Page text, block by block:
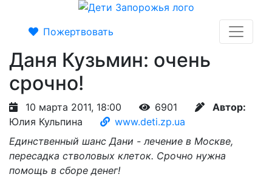
Пожертвовать
Даня Кузьмин: очень
срочно!
10 марта 2011, 18:00 6901
Автор:
Юлия Кульпина
www.deti.zp.ua
Единственный шанс Дани - лечение в Москве,
пересадка стволовых клеток. Срочно нужна
помощь в сборе денег!